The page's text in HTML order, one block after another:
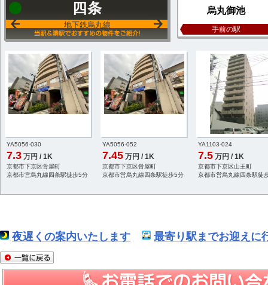
四条
地下鉄烏丸線
烏丸御池
手前の駅
YA5056-030
7.3 万円 / 1K
京都市下京区骨屋町
京都市営烏丸線四条駅徒歩5分
YA5056-052
7.45 万円 / 1K
京都市下京区骨屋町
京都市営烏丸線四条駅徒歩5分
YA1103-024
7.5 万円 / 1K
京都市下京区山王町
京都市営烏丸線四条駅徒
夜遅くの案内いたします 最寄り駅までお迎えに